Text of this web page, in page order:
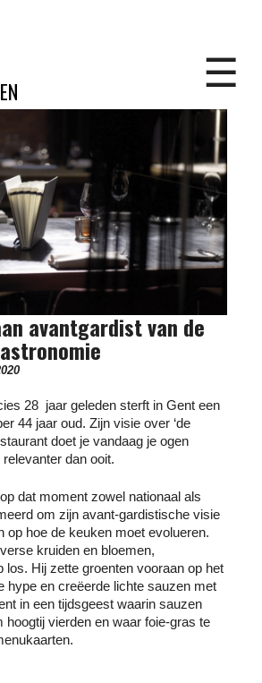
EN ☰
avantgardist van de
28 jaar geleden sterft in Gent een
44 jaar oud. Zijn visie over ‘de
doet je vandaag je ogen
dan ooit.
dat moment zowel nationaal als
om zijn avant-gardistische visie
op hoe de keuken moet evolueren.
kruiden en bloemen,
los. Hij zette groenten vooraan op het
hype en creëerde lichte sauzen met
in een tijdsgeest waarin sauzen
hoogtij vierden en waar foie-gras te